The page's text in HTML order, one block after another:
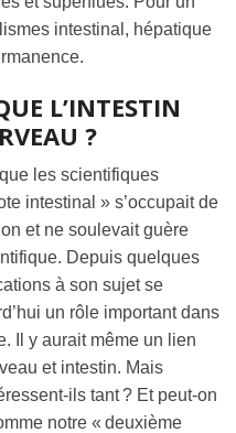
intestinal, hépatique
L’INTESTIN
?
les scientifiques
intestinal » s’occupait de
et ne soulevait guère
Depuis quelques
à son sujet se
un rôle important dans
Il y aurait même un lien
et intestin. Mais
ils tant ? Et peut-on
notre « deuxième